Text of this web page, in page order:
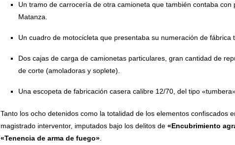
Un tramo de carrocería de otra camioneta que también contaba
Matanza.
Un cuadro de motocicleta que presentaba su numeración de fábrica
Dos cajas de carga de camionetas particulares, gran cantidad de
de corte (amoladoras y soplete).
Una escopeta de fabricación casera calibre 12/70, del tipo
Tanto los ocho detenidos como la totalidad de los elementos confiscados
magistrado interventor, imputados bajo los delitos de «Encubrimiento
«Tenencia de arma de fuego».